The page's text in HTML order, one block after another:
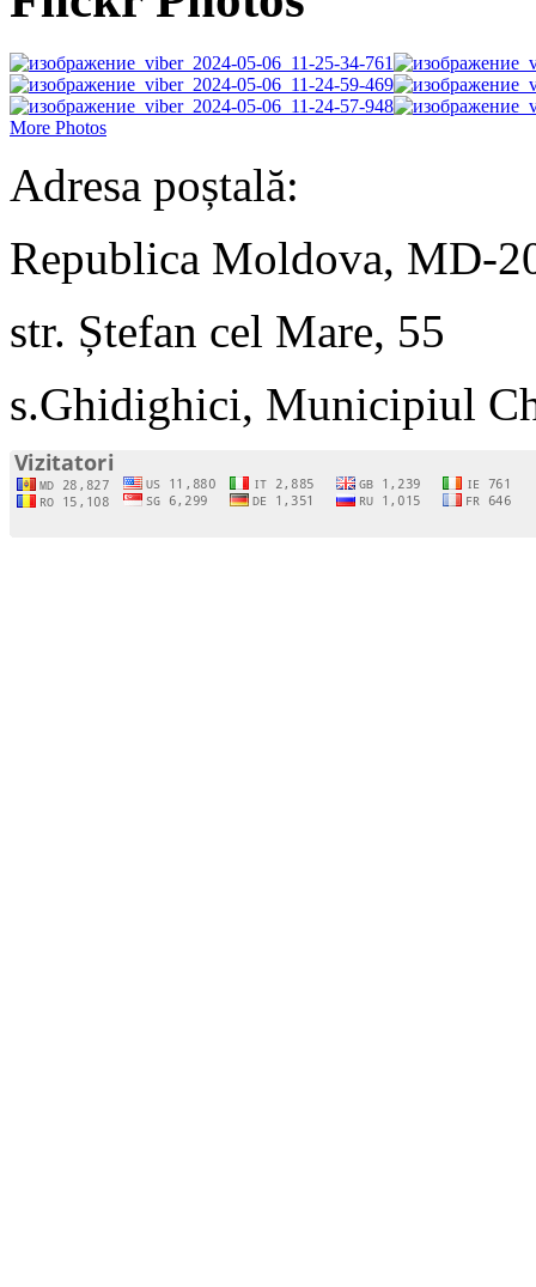
More Photos
Adresa poștală:
Republica Moldova, MD-
str. Ștefan cel Mare, 55
s.Ghidighici, Municipiul